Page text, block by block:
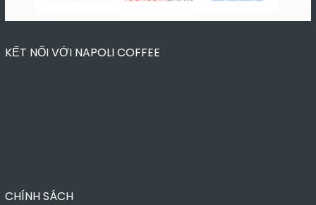
KẾT NỐI VỚI NAPOLI COFFEE
CHÍNH SÁCH